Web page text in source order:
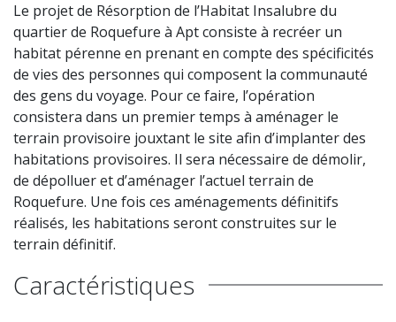
Le projet de Résorption de l’Habitat Insalubre du
quartier de Roquefure à Apt consiste à recréer un
habitat pérenne en prenant en compte des spécificités
de vies des personnes qui composent la communauté
des gens du voyage. Pour ce faire, l’opération
consistera dans un premier temps à aménager le
terrain provisoire jouxtant le site afin d’implanter des
habitations provisoires. Il sera nécessaire de démolir,
de dépolluer et d’aménager l’actuel terrain de
Roquefure. Une fois ces aménagements définitifs
réalisés, les habitations seront construites sur le
terrain définitif. ​
Caractéristiques